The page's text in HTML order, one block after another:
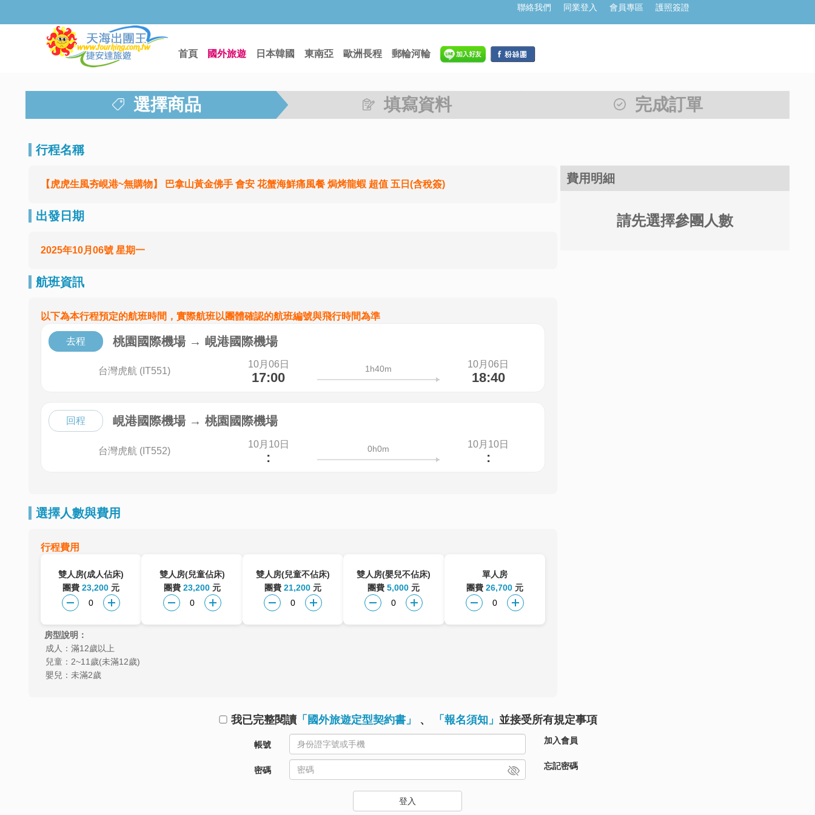
聯絡我們 同業登入 會員專區 護照簽證
首頁 國外旅遊 日本韓國 東南亞 歐洲長程 郵輪河輪
選擇商品 填寫資料 完成訂單
行程名稱
【虎虎生風夯峴港~無購物】 巴拿山黃金佛手 會安 花蟹海鮮痛風餐 焗烤龍蝦 超值 五日(含稅簽)
出發日期
2025年10月06號 星期一
航班資訊
以下為本行程預定的航班時間，實際航班以團體確認的航班編號與飛行時間為準
去程 桃園國際機場 → 峴港國際機場
台灣虎航 (IT551)
10月06日
17:00
1h40m 10月06日
18:40
回程 峴港國際機場 → 桃園國際機場
台灣虎航 (IT552)
10月10日
:
0h0m 10月10日
:
選擇人數與費用
行程費用
雙人房(成人佔床)
團費23,200 元
雙人房(兒童佔床)
團費 23,200元
雙人房(兒童不佔床)
團費21,200 元
雙人房(嬰兒不佔床)
團費5,000 元
單人房
團費 26,700元
房型說明：
成人：滿12歲以上
兒童：2~11歲(未滿12歲)
嬰兒：未滿2歲
費用明細
請先選擇參團人數
我已完整閱讀「國外旅遊定型契約書」 、 「報名須知」 並接受所有規定事項
帳號 加入會員
密碼 忘記密碼
登入